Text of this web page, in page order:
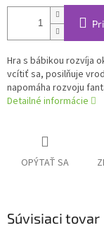
Hra s bábikou rozvíja
vcítiť sa, posilňuje
napomáha rozvoju
Detailné informácie
OPÝTAŤ SA
Súvisiaci tovar